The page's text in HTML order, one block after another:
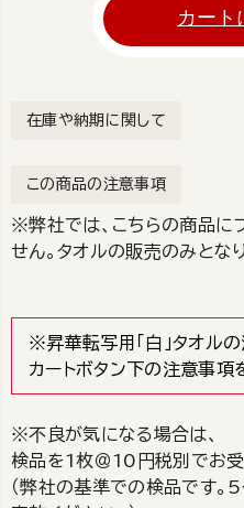
カート
在庫や納期に関して
この商品の注意事項
※弊社では、こちらの商品に
せん。タオルの販売のみとなり
※昇華転写用「白」タオル
カートボタン下の注意事項
※不良が気になる場合は、
検品を1枚＠10円税別でお受
（弊社の基準での検品です